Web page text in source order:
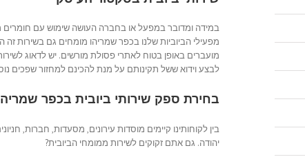
במידה ומדובר במפעל או בחברה העושה שימוש עם חומרים
מפעילי הביוביות שלנו בכפר שמריהו מומחים גם בשירות
מועברים באופן בטוח לאתרי פסולת מורשים. יש לדאוג
לבצע וידוא ששל תקינותם על מנת להכינם למחזור שפכים
בחירת ספק שירותי ביובית בכפר
בין לקוחותינו קיימים מוסדות עירונים, מסעדות, חברות,
יהודה. גם אתם זקוקים לשירות ממומחי הביובית?